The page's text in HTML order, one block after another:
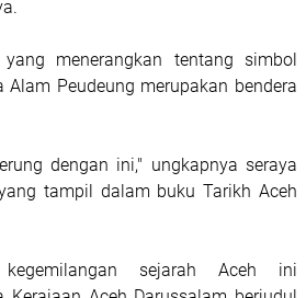
menerangkan tentang simbol
Peudeung merupakan bendera
dengan ini," ungkapnya seraya
tampil dalam buku Tarikh Aceh
sejarah Aceh ini